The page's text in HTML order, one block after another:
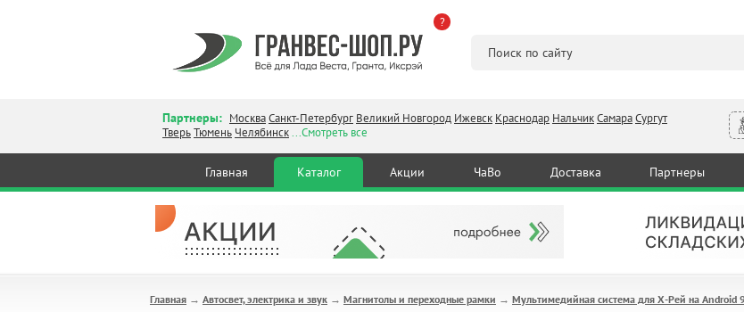
?
Партнеры: МоскваСанкт-Петербург Великий Новгород Ижевск Краснодар НальчикСамараСургут
ТверьТюмень Челябинск...Смотреть все
Главная Каталог Акции ЧаВо Доставка Партнеры
Главная → Автосвет, электрика и звук → Магнитолы и переходные рамки → Мультимедийная система для Х-Рей на Android